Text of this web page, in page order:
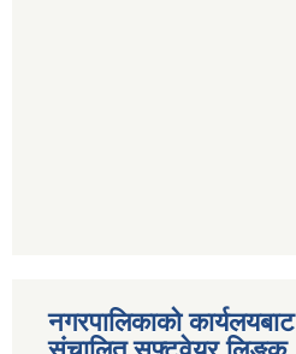
नगरपालिकाको कार्यलयबाट